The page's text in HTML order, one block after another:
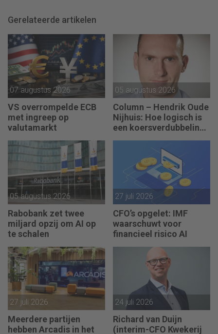
Gerelateerde artikelen
07 augustus 2026
VS overrompelde ECB
met ingreep op
valutamarkt
05 augustus 2026
Column – Hendrik Oude
Nijhuis: Hoe logisch is
een koersverdubbeling
05 augustus 2026
Rabobank zet twee
miljard opzij om AI op
te schalen
27 juli 2026
CFO’s opgelet: IMF
waarschuwt voor
financieel risico AI
27 juli 2026
Meerdere partijen
hebben Arcadis in het
24 juli 2026
Richard van Duijn
(interim-CFO Kwekerij